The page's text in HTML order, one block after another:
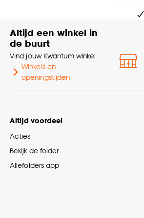
Altijd een winkel in
de buurt
Vind jouw Kwantum winkel
Winkels en
openingstijden
Altijd voordeel
Acties
Bekijk de folder
Allefolders app